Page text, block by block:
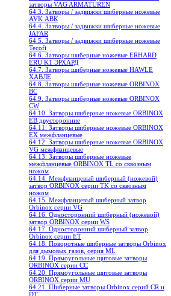
затворы VAG ARMATUREN
64.3. Затворы / задвижки шиберные ножевые
AVK АВК
64.4. Затворы / задвижки шиберные ножевые
JAFAR
64.5. Затворы / задвижки шиберные ножевые
Tecofi
64.6. Затворы шиберные ножевые ERHARD
ERU K1 ЭРХАРД
64.7. Затворы шиберные ножевые HAWLE
ХАВЛЕ
64.8. Затворы шиберные ножевые ORBINOX
BC
64.9. Затворы шиберные ножевые ORBINOX
CW
64.10. Затворы шиберные ножевые ORBINOX
EB двусторонние
64.11. Затворы шиберные ножевые ORBINOX
EX межфланцевые
64.12. Затворы шиберные ножевые ORBINOX
VG межфланцевые
64.13. Затворы шиберные ножевые
межфланцевые ORBINOX TL со сквозным
ножом
64.14. Межфланцевый шиберный (ножевой)
затвор ORBINOX серии TK со сквозным
ножом
64.15. Межфланцевый шиберный затвор
Orbinox серии VG
64.16. Односторонний шиберный (ножевой)
затвор ORBINOX серии WS
64.17. Односторонний шиберный затвор
Orbinox серии ET
64.18. Поворотные шиберные затворы Orbinox
для дымовых газов, серия ML
64.19. Прямоугольные щитовые затворы
ORBINOX серии CC
64.20. Прямоугольные щитовые затворы
ORBINOX серии MU
64.21. Шиберные затворы Orbinox серий CR и
DT